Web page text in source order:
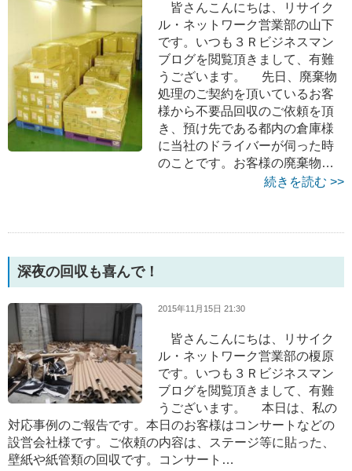
皆さんこんにちは、リサイク
ル・ネットワーク営業部の山下
です。いつも３Ｒビジネスマン
ブログを閲覧頂きまして、有難
うございます。 先日、廃棄物
処理のご契約を頂いているお客
様から不要品回収のご依頼を頂
き、預け先である都内の倉庫様
に当社のドライバーが伺った時
のことです。お客様の廃棄物…
続きを読む >>
深夜の回収も喜んで！
2015年11月15日 21:30
皆さんこんにちは、リサイク
ル・ネットワーク営業部の榎原
です。いつも３Ｒビジネスマン
ブログを閲覧頂きまして、有難
うございます。 本日は、私の
対応事例のご報告です。本日のお客様はコンサートなどの
設営会社様です。ご依頼の内容は、ステージ等に貼った、
壁紙や紙管類の回収です。コンサート…